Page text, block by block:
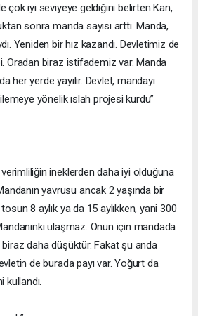
çok iyi seviyeye geldiğini belirten Kan,
sonra manda sayısı arttı. Manda,
Yeniden bir hız kazandı. Devletimiz de
Oradan biraz istifademiz var. Manda
her yerde yayılır. Devlet, mandayı
yönelik ıslah projesi kurdu”
ineklerden daha iyi olduğuna
yavrusu ancak 2 yaşında bir
8 aylık ya da 15 aylıkken, yani 300
ulaşmaz. Onun için mandada
daha düşüktür. Fakat şu anda
de burada payı var. Yoğurt da
kullandı.